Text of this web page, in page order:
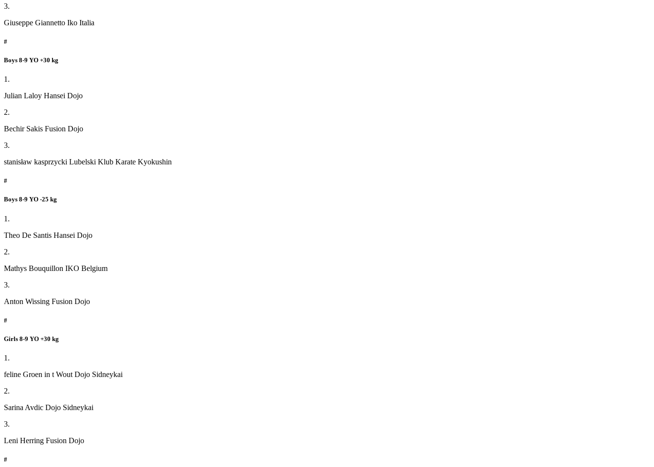
3.
Giuseppe Giannetto Iko Italia
#
Boys 8-9 YO +30 kg
1.
Julian Laloy Hansei Dojo
2.
Bechir Sakis Fusion Dojo
3.
stanisław kasprzycki Lubelski Klub Karate Kyokushin
#
Boys 8-9 YO -25 kg
1.
Theo De Santis Hansei Dojo
2.
Mathys Bouquillon IKO Belgium
3.
Anton Wissing Fusion Dojo
#
Girls 8-9 YO +30 kg
1.
feline Groen in t Wout Dojo Sidneykai
2.
Sarina Avdic Dojo Sidneykai
3.
Leni Herring Fusion Dojo
#